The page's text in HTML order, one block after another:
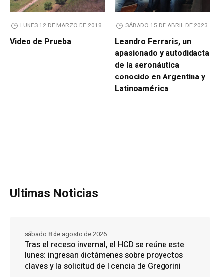
LUNES 12 DE MARZO DE 2018
Video de Prueba
SÁBADO 15 DE ABRIL DE 2023
Leandro Ferraris, un
apasionado y autodidacta
de la aeronáutica
conocido en Argentina y
Latinoamérica
Ultimas Noticias
Tras el receso invernal, el HCD se reúne este
lunes: ingresan dictámenes sobre proyectos
claves y la solicitud de licencia de Gregorini
sábado 8 de agosto de 2026